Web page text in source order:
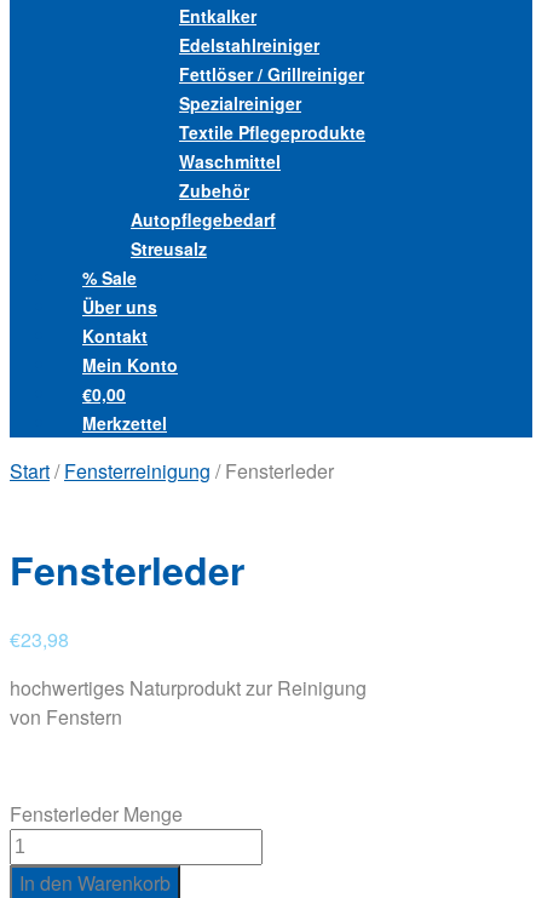
Entkalker
Edelstahlreiniger
Fettlöser / Grillreiniger
Spezialreiniger
Textile Pflegeprodukte
Waschmittel
Zubehör
Autopflegebedarf
Streusalz
% Sale
Über uns
Kontakt
Mein Konto
€0,00
Merkzettel
Start/Fensterreinigung / Fensterleder
Fensterleder
€23,98
hochwertiges Naturprodukt zur Reinigung
von Fenstern
Fensterleder Menge
In den Warenkorb